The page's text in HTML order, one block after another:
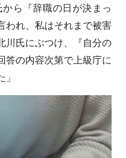
ら『辞職の日が決まっ
われ、私はそれまで被害
川氏にぶつけ、『自分の
答の内容次第で上級庁に